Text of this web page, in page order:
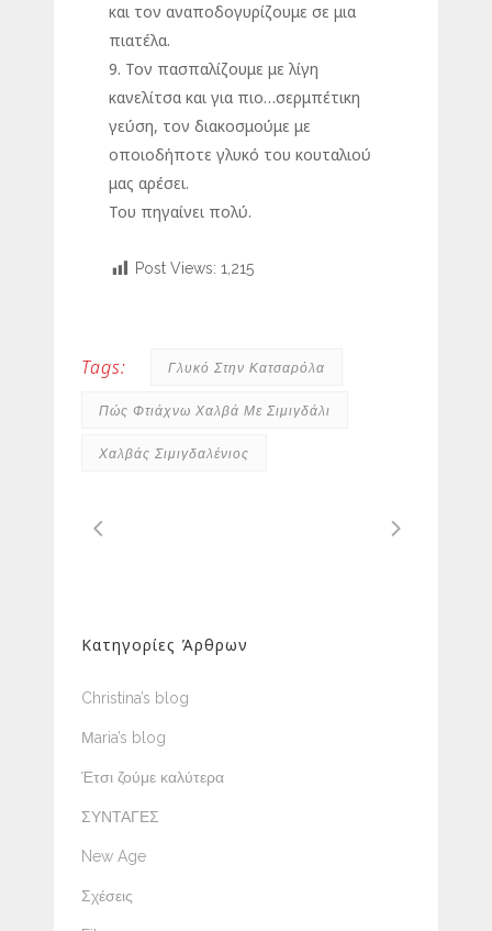
και τον αναποδογυρίζουμε σε μια
πιατέλα.
9. Τον πασπαλίζουμε με λίγη
κανελίτσα και για πιο…σερμπέτικη
γεύση, τον διακοσμούμε με
οποιοδήποτε γλυκό του κουταλιού
μας αρέσει.
Του πηγαίνει πολύ.
Post Views: 1,215
Tags: Γλυκό Στην Κατσαρόλα
Πώς Φτιάχνω Χαλβά Με Σιμιγδάλι
Χαλβάς Σιμιγδαλένιος
Κατηγορίες Άρθρων
Christina’s blog
Μaria’s blog
Έτσι ζούμε καλύτερα
ΣΥΝΤΑΓΕΣ
New Age
Σχέσεις